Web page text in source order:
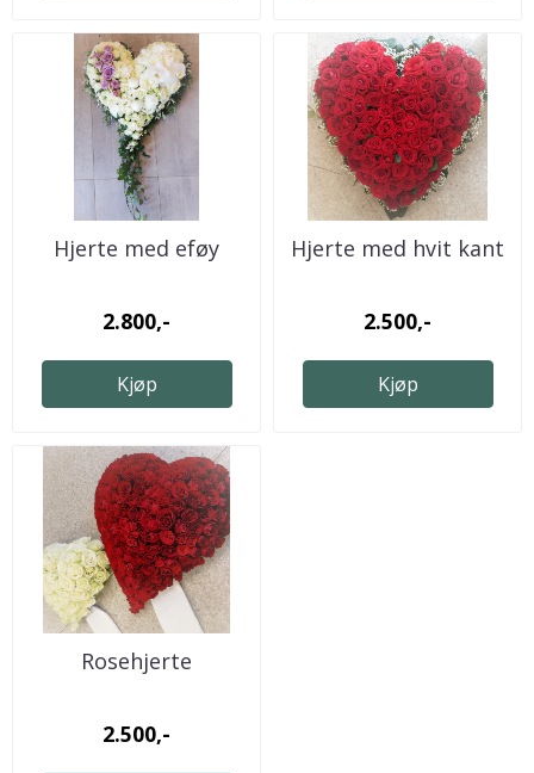
Hjerte med eføy
2.800,-
Kjøp
Hjerte med hvit kant
2.500,-
Kjøp
Rosehjerte
2.500,-